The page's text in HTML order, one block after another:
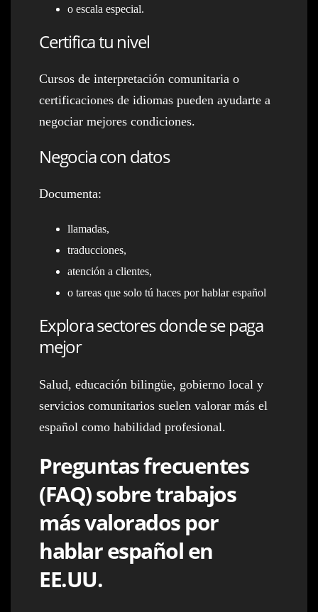
o escala especial.
Certifica tu nivel
Cursos de interpretación comunitaria o
certificaciones de idiomas pueden ayudarte a
negociar mejores condiciones.
Negocia con datos
Documenta:
llamadas,
traducciones,
atención a clientes,
o tareas que solo tú haces por hablar español
Explora sectores donde se paga
mejor
Salud, educación bilingüe, gobierno local y
servicios comunitarios suelen valorar más el
español como habilidad profesional.
Preguntas frecuentes
(FAQ) sobre trabajos
más valorados por
hablar español en
EE.UU.